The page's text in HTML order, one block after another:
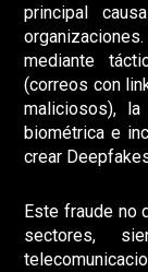
principal
mediante
(correos con
maliciosos),
biométrica e
crear
Este fraude no
sectores,